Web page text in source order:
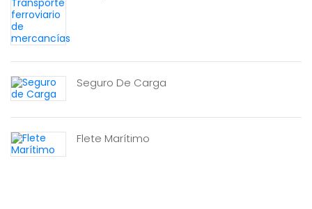
Seguro De Carga
Flete Marítimo